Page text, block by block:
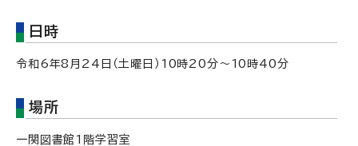
日時
令和6年8月24日（土曜日）10時20分～10時40分
場所
一関図書館1階学習室